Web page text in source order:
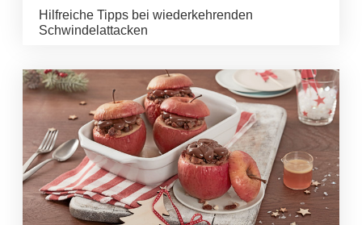
Hilfreiche Tipps bei wiederkehrenden
Schwindelattacken